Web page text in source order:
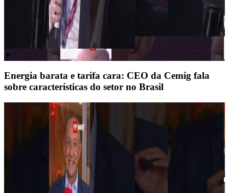
Energia barata e tarifa cara: CEO da Cemig fala
sobre características do setor no Brasil